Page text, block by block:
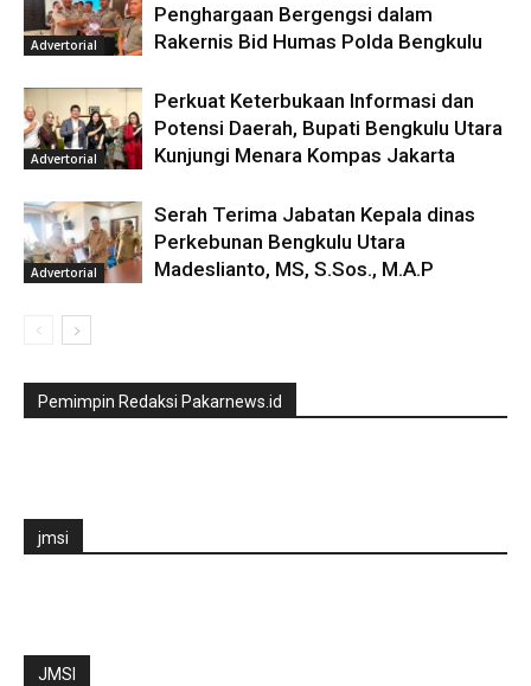
Advertorial
Penghargaan Bergengsi dalam
Rakernis Bid Humas Polda Bengkulu
Advertorial
Perkuat Keterbukaan Informasi dan
Potensi Daerah, Bupati Bengkulu Utara
Kunjungi Menara Kompas Jakarta
Advertorial
Serah Terima Jabatan Kepala dinas
Perkebunan Bengkulu Utara
Madeslianto, MS, S.Sos., M.A.P
Pemimpin Redaksi Pakarnews.id
jmsi
JMSI